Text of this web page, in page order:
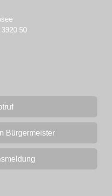
50
Bürgermeister